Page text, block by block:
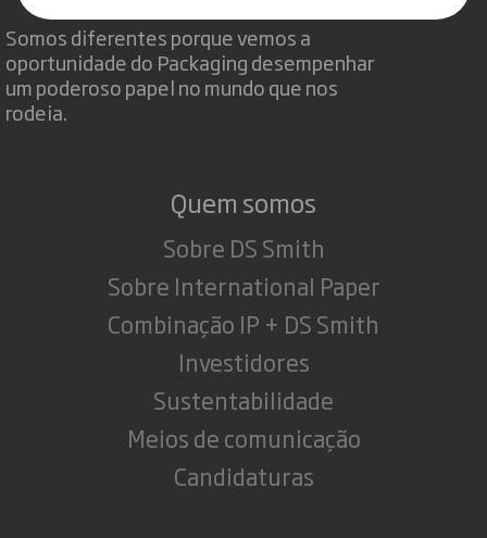
Somos diferentes porque vemos a
oportunidade do Packaging desempenhar
um poderoso papel no mundo que nos
rodeia.
Quem somos
Sobre DS Smith
Sobre International Paper
Combinação IP + DS Smith
Investidores
Sustentabilidade
Meios de comunicação
Candidaturas